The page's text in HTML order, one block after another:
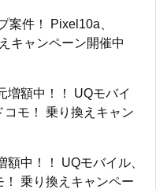
案件！ Pixel10a、
キャンペーン開催中
増額中！！ UQモバイ
モ！ 乗り換えキャン
額中！！ UQモバイル、
乗り換えキャンペー